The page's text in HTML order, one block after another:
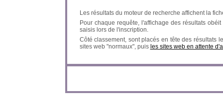
Les résultats du moteur de recherche affichent la
Pour chaque requête, l'affichage des résultats
saisis lors de l'inscription.
Côté classement, sont placés en tête des résultats
sites web "normaux", puis les sites web en attente